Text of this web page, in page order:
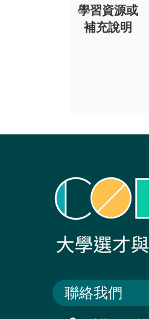
學習資源或
補充說明
聯絡我們